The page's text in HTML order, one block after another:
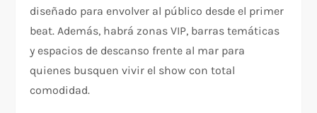
diseñado para envolver al público desde el primer
beat. Además, habrá zonas VIP, barras temáticas
y espacios de descanso frente al mar para
quienes busquen vivir el show con total
comodidad.